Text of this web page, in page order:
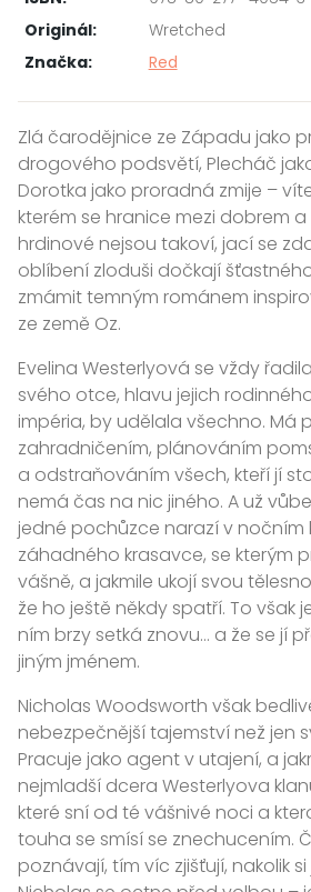
Originál:
Wretched
Značka:
Red
Zlá čarodějnice ze Západu jako
drogového podsvětí, Plecháč
Dorotka jako proradná zmije –
kterém se hranice mezi dobrem a
hrdinové nejsou takoví, jací se
oblíbení zloduši dočkají
zmámit temným románem
ze země Oz.
Evelina Westerlyová se vždy
svého otce, hlavu jejich
impéria, by udělala všechno. Má
zahradničením, plánováním
a odstraňováním všech, kteří jí
nemá čas na nic jiného. A už
jedné pochůzce narazí v nočním
záhadného krasavce, se kterým
vášně, a jakmile ukojí svou
že ho ještě někdy spatří. To však
ním brzy setká znovu… a že se jí
jiným jménem.
Nicholas Woodsworth však
nebezpečnější tajemství než jen
Pracuje jako agent v utajení, a
nejmladší dcera Westerlyova
které sní od té vášnivé noci a
touha se smísí se znechucením.
poznávají, tím víc zjišťují, nakolik